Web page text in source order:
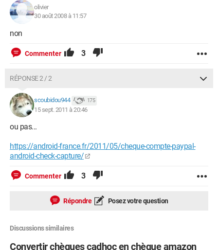
olivier
30 août 2008 à 11:57
non
Commenter 3
RÉPONSE 2 / 2
scoubidou944 175
15 sept. 2011 à 20:46
ou pas...
https://android-france.fr/2011/05/cheque-compte-paypal-
android-check-capture/
Commenter 3
Répondre Posez votre question
Discussions similaires
Convertir chèques cadhoc en chèque amazon